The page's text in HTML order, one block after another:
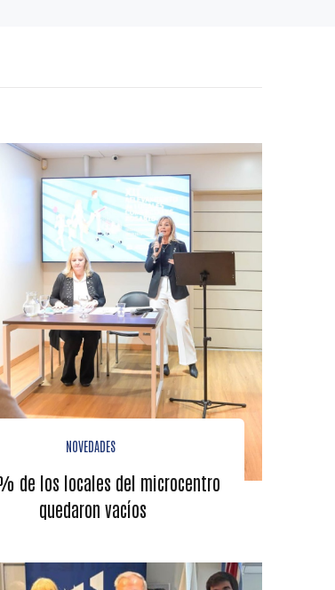
NOVEDADES
de los locales del microcentro
quedaron vacíos